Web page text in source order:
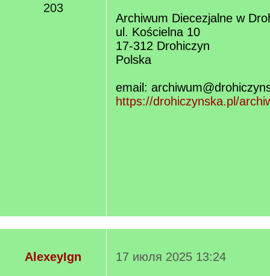
203
Archiwum Diecezjalne w
ul. Kościelna 10
17-312 Drohiczyn
Polska
email:
https://drohiczynska.pl/
AlexeyIgn
17 июля 2025 13:24